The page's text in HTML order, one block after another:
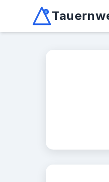
Unabhängiger